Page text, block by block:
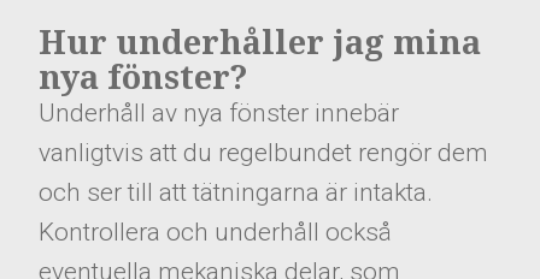
Hur underhåller jag mina
nya fönster?
Underhåll av nya fönster innebär
vanligtvis att du regelbundet rengör dem
och ser till att tätningarna är intakta.
Kontrollera och underhåll också
eventuella mekaniska delar, som